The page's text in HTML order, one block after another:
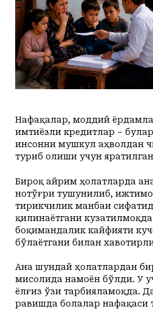
Маданият ва
КУТУБХОНА
Адабиёт
Илмий ишлар
Мақолалар
Касаба фаоллари учун
БОШҚАЛАР
Суратлар сўзлаганда...
Колумнистлар
АРХИВ
Ўзбекистон
Toshkent
Shahar
+31 c
Hozir
+31C+33C
O'z
Yakshanba, 09
Dushanba, 10
Seshanba, 11
Chorshanba, 12
Payshanba, 13
Juma, 14
Нафақалар, моддий
имтиёзли кредитлар –
инсонни мушкул аҳволдан
туриб олиши учун
Бироқ айрим ҳолатларда
нотўғри тушунилиб,
тирикчилик манбаи
қилинаётгани
боқимандалик кайфияти
бўлаётгани билан
Ана шундай ҳолатлардан
мисолида намоён бўлди. У
ёлғиз ўзи тарбияламоқда.
равишда болалар нафақаси